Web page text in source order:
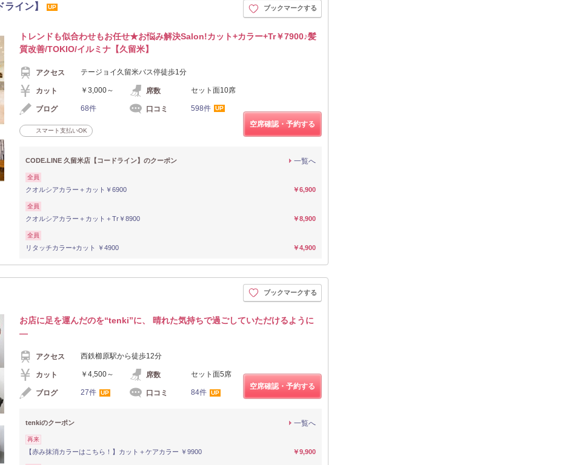
イン】 UP ブックマークする
トレンドも似合わせもお任せ★お悩み解決Salon!カット+カラー+Tr￥7900♪髪
質改善/TOKIO/イルミナ【久留米】
アクセス テージョイ久留米バス停徒歩1分
カット ￥3,000～ 席数 セット面10席
ブログ 68件 口コミ 598件 UP
スマート支払いOK
空席確認・予約する
CODE.LINE 久留米店【コードライン】のクーポン 一覧へ
全員
クオルシアカラー＋カット￥6900 ￥6,900
全員
クオルシアカラー＋カット＋Tr￥8900 ￥8,900
全員
リタッチカラー+カット ￥4900 ￥4,900
ブックマークする
お店に足を運んだのを“tenki”に、 晴れた気持ちで過ごしていただけるように
―
アクセス 西鉄櫛原駅から徒歩12分
カット ￥4,500～ 席数 セット面5席
ブログ 27件 UP 口コミ 84件 UP
空席確認・予約する
tenkiのクーポン 一覧へ
再来
【赤み抹消カラーはこちら！】カット＋ケアカラー ￥9900 ￥9,900